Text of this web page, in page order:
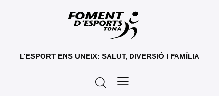
L’ESPORT ENS UNEIX: SALUT, DIVERSIÓ I FAMÍLIA